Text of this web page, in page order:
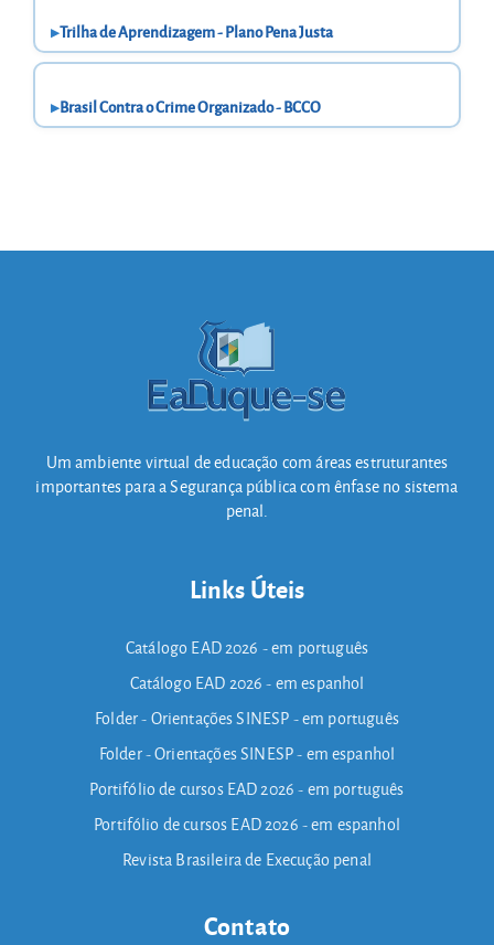
Trilha de Aprendizagem - Plano Pena Justa
Brasil Contra o Crime Organizado - BCCO
Um ambiente virtual de educação com áreas estruturantes
importantes para a Segurança pública com ênfase no sistema
penal.
Links Úteis
Catálogo EAD 2026 - em português
Catálogo EAD 2026 - em espanhol
Folder - Orientações SINESP - em português
Folder - Orientações SINESP - em espanhol
Portifólio de cursos EAD 2026 - em português
Portifólio de cursos EAD 2026 - em espanhol
Revista Brasileira de Execução penal
Contato